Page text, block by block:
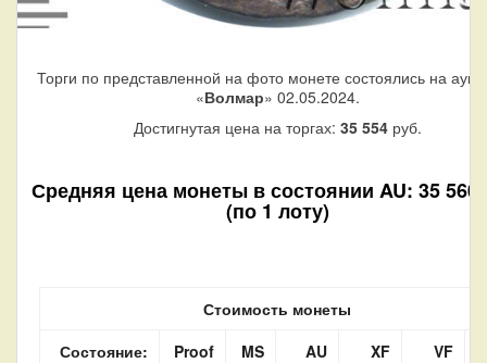
Торги по представленной на фото монете состоялись на
«Волмар» 02.05.2024.
Достигнутая цена на торгах: 35 554руб.
Средняя цена монеты в состоянии AU: 35 560
(по 1 лоту)
Стоимость монеты
Состояние:
Proof MS AU XF
VF